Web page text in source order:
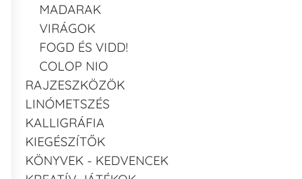
MADARAK
VIRÁGOK
FOGD ÉS VIDD!
COLOP NIO
RAJZESZKÖZÖK
LINÓMETSZÉS
KALLIGRÁFIA
KIEGÉSZÍTŐK
KÖNYVEK - KEDVENCEK